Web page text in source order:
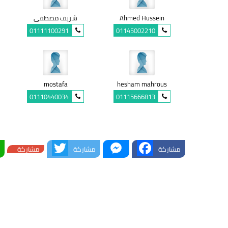
Ahmed Hussein
01145002210
شريف مصطفى
01111100291
hesham mahrous
01115666813
mostafa
01110440034
مشاركة Facebook
Messenger
مشاركة Twitterمشاركة